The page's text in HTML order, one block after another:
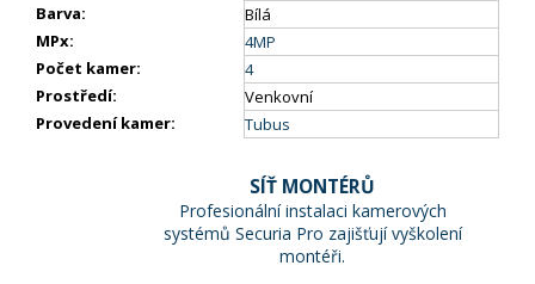
Barva:
Bílá
MPx:
4MP
Počet kamer:
4
Prostředí:
Venkovní
Provedení kamer: Tubus
SÍŤ MONTÉRŮ
Profesionální instalaci kamerových
systémů Securia Pro zajišťují vyškolení
montéři.